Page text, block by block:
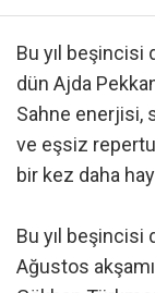
Bu yıl beşincisi
dün Ajda
Sahne enerjisi,
ve eşsiz
bir kez daha
Bu yıl beşincisi
Ağustos